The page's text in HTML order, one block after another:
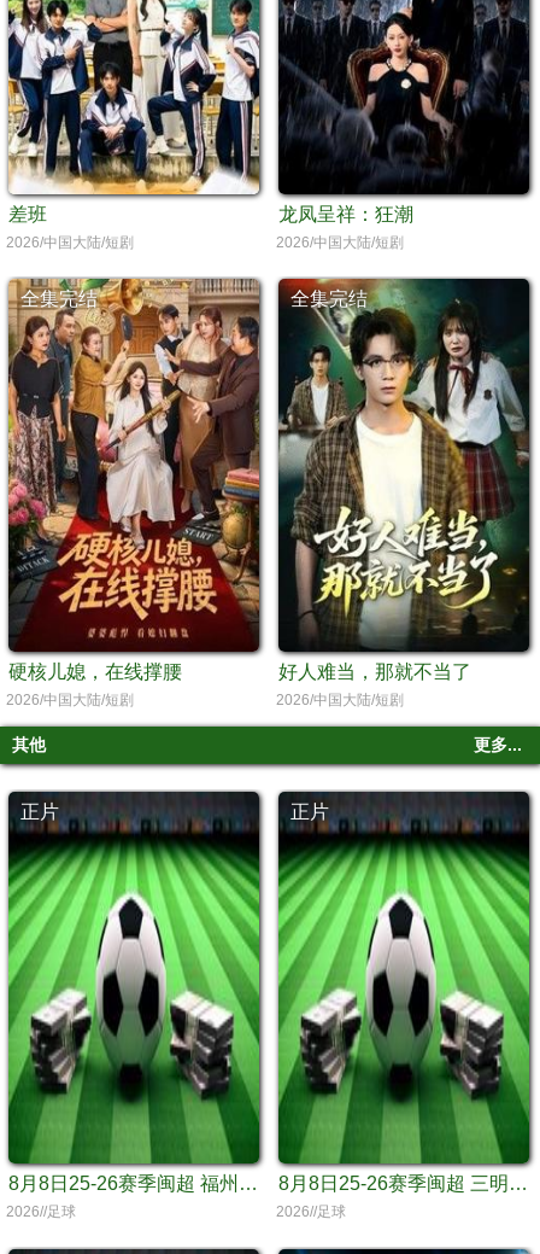
差班
2026/中国大陆/短剧
龙凤呈祥：狂潮
2026/中国大陆/短剧
全集完结
硬核儿媳，在线撑腰
2026/中国大陆/短剧
全集完结
好人难当，那就不当了
2026/中国大陆/短剧
其他 更多...
正片
8月8日25-26赛季闽超 福州队VS泉州队
2026//足球
正片
8月8日25-26赛季闽超 三明队VS南平队
2026//足球